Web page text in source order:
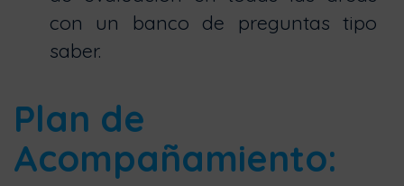
con un banco de preguntas tipo
saber.
Plan de
Acompañamiento: